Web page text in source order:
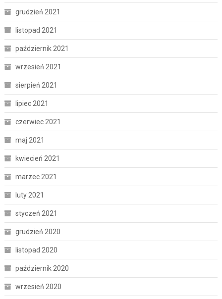
grudzień 2021
listopad 2021
październik 2021
wrzesień 2021
sierpień 2021
lipiec 2021
czerwiec 2021
maj 2021
kwiecień 2021
marzec 2021
luty 2021
styczeń 2021
grudzień 2020
listopad 2020
październik 2020
wrzesień 2020